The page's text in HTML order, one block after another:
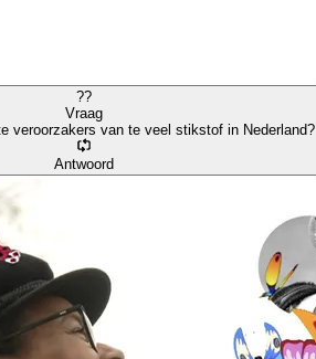
??
Vraag
veroorzakers van te veel stikstof in Nederland?
Antwoord